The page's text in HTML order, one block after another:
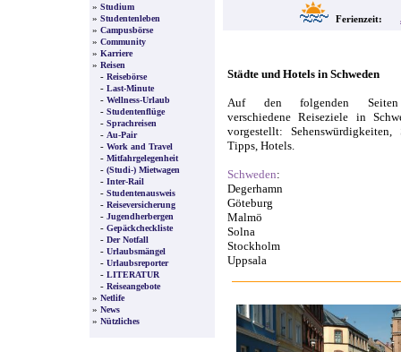
» Studium
» Studentenleben
» Campusbörse
» Community
» Karriere
» Reisen
- Reisebörse
- Last-Minute
- Wellness-Urlaub
- Studentenflüge
- Sprachreisen
- Au-Pair
- Work and Travel
- Mitfahrgelegenheit
- (Studi-) Mietwagen
- Inter-Rail
- Studentenausweis
- Reiseversicherung
- Jugendherbergen
- Gepäckcheckliste
- Der Notfall
- Urlaubsmängel
- Urlaubsreporter
- LITERATUR
- Reiseangebote
» Netlife
» News
» Nützliches
Ferienzeit:
Städte und Hotels in Schweden
Auf den folgenden Seiten
verschiedene Reiseziele in
vorgestellt: Sehenswürdigkeiten,
Tipps, Hotels.
Schweden:
Degerhamn
Göteburg
Malmö
Solna
Stockholm
Uppsala